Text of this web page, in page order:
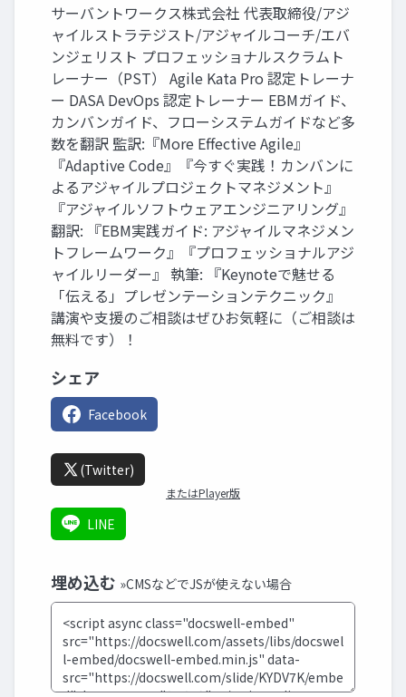
サーバントワークス株式会社 代表取締役/アジ
ャイルストラテジスト/アジャイルコーチ/エバ
ンジェリスト プロフェッショナルスクラムト
レーナー（PST） Agile Kata Pro 認定トレーナ
ー DASA DevOps 認定トレーナー EBMガイド、
カンバンガイド、フローシステムガイドなど多
数を翻訳 監訳:『More Effective Agile』
『Adaptive Code』『今すぐ実践！カンバンに
よるアジャイルプロジェクトマネジメント』
『アジャイルソフトウェアエンジニアリング』
翻訳: 『EBM実践ガイド: アジャイルマネジメン
トフレームワーク』『プロフェッショナルアジ
ャイルリーダー』 執筆: 『Keynoteで魅せる
「伝える」プレゼンテーションテクニック』
講演や支援のご相談はぜひお気軽に（ご相談は
無料です）！
シェア
Facebook
(Twitter)
またはPlayer版
LINE
埋め込む »CMSなどでJSが使えない場合